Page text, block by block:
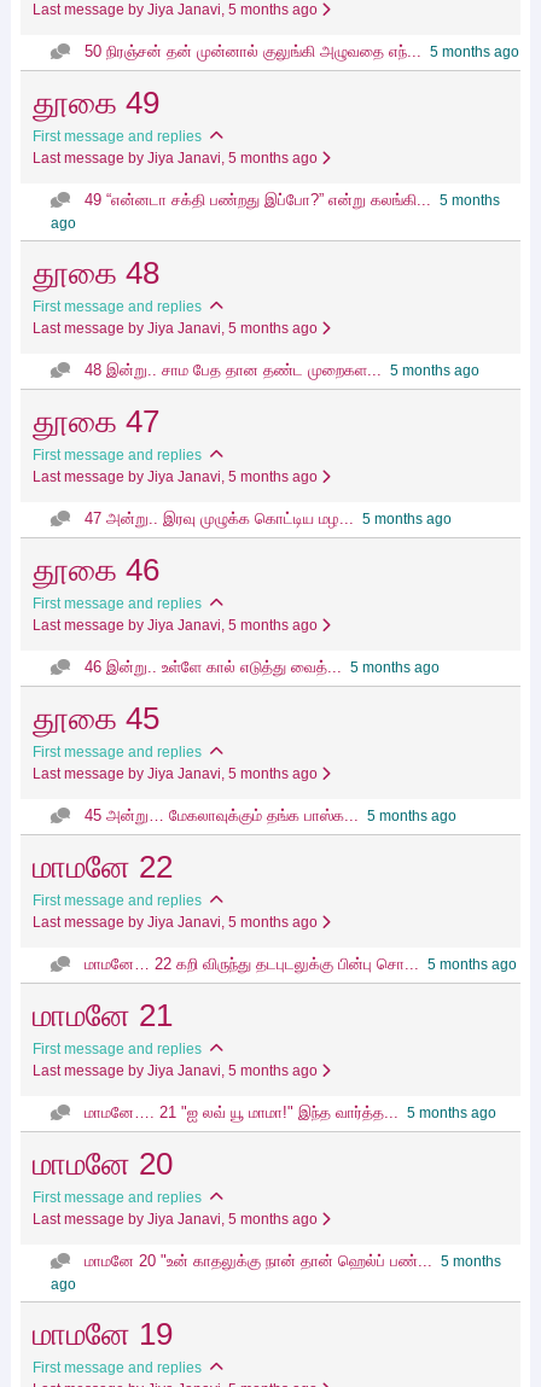
Last message by Jiya Janavi, 5 months ago
50 நிரஞ்சன் தன் முன்னால் குலுங்கி அழுவதை எந்... 5 months ago
தூகை 49
First message and replies
Last message by Jiya Janavi, 5 months ago
49 “என்னடா சக்தி பண்றது இப்போ?” என்று கலங்கி... 5 months
ago
தூகை 48
First message and replies
Last message by Jiya Janavi, 5 months ago
48 இன்று.. சாம பேத தான தண்ட முறைகள... 5 months ago
தூகை 47
First message and replies
Last message by Jiya Janavi, 5 months ago
47 அன்று.. இரவு முழுக்க கொட்டிய மழ... 5 months ago
தூகை 46
First message and replies
Last message by Jiya Janavi, 5 months ago
46 இன்று.. உள்ளே கால் எடுத்து வைத்... 5 months ago
தூகை 45
First message and replies
Last message by Jiya Janavi, 5 months ago
45 அன்று… மேகலாவுக்கும் தங்க பாஸ்க... 5 months ago
மாமனே 22
First message and replies
Last message by Jiya Janavi, 5 months ago
மாமனே… 22 கறி விருந்து தடபுடலுக்கு பின்பு சொ... 5 months ago
மாமனே 21
First message and replies
Last message by Jiya Janavi, 5 months ago
மாமனே…. 21 "ஐ லவ் யூ மாமா!" இந்த வார்த்த... 5 months ago
மாமனே 20
First message and replies
Last message by Jiya Janavi, 5 months ago
மாமனே 20 "உன் காதலுக்கு நான் தான் ஹெல்ப் பண்... 5 months
ago
மாமனே 19
First message and replies